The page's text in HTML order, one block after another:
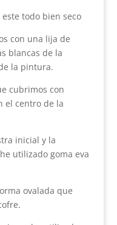
todo bien seco
con una lija de
blancas de la
la pintura.
cubrimos con
el centro de la
inicial y la
utilizado goma eva
ovalada que